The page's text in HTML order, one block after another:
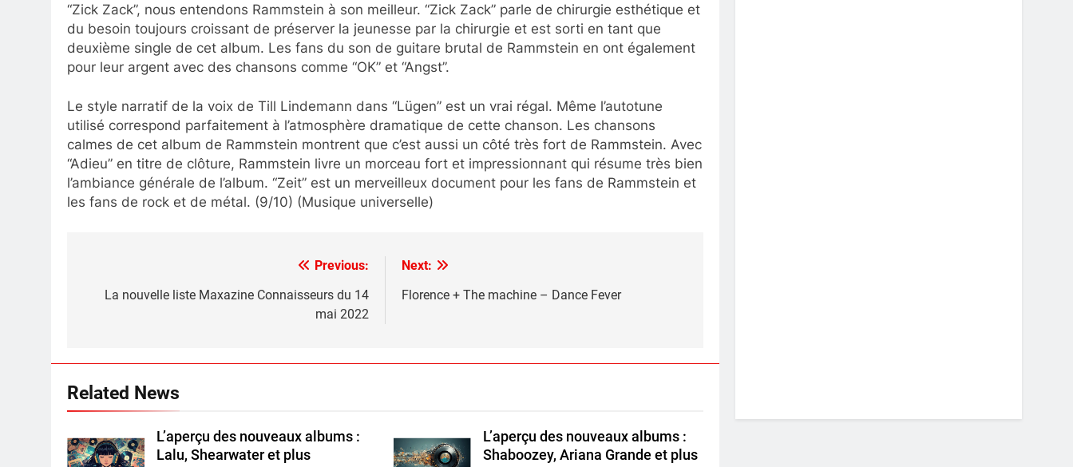
“Zick Zack”, nous entendons Rammstein à son meilleur. “Zick Zack” parle de chirurgie esthétique et
du besoin toujours croissant de préserver la jeunesse par la chirurgie et est sorti en tant que
deuxième single de cet album. Les fans du son de guitare brutal de Rammstein en ont également
pour leur argent avec des chansons comme “OK” et “Angst”.
Le style narratif de la voix de Till Lindemann dans “Lügen” est un vrai régal. Même l’autotune
utilisé correspond parfaitement à l’atmosphère dramatique de cette chanson. Les chansons
calmes de cet album de Rammstein montrent que c’est aussi un côté très fort de Rammstein. Avec
“Adieu” en titre de clôture, Rammstein livre un morceau fort et impressionnant qui résume très bien
l’ambiance générale de l’album. “Zeit” est un merveilleux document pour les fans de Rammstein et
les fans de rock et de métal. (9/10) (Musique universelle)
navigation
Previous:
La nouvelle liste Maxazine Connaisseurs du 14
mai 2022
Next:
Florence + The machine – Dance Fever
Related News
L’aperçu des nouveaux albums :
Lalu, Shearwater et plus
L’aperçu des nouveaux albums :
Shaboozey, Ariana Grande et plus